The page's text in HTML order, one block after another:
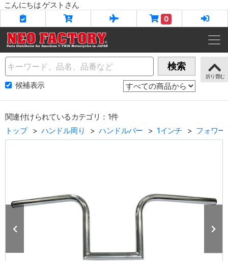
こんにちは ゲストさん
0
Name 検索
候補表示
関連付けられているカテゴリ：1件
トップ
ハンドル周り ハンドルバー 1インチ フォワー